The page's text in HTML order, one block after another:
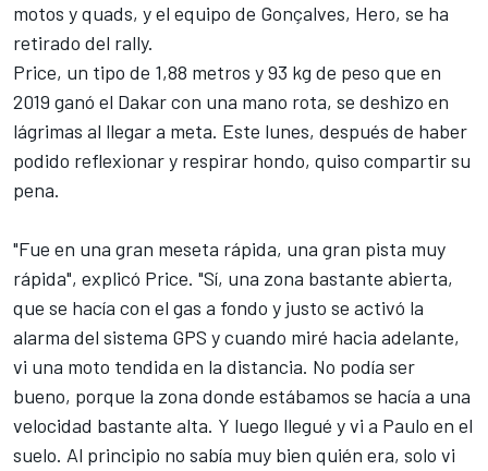
motos y quads, y el equipo de Gonçalves, Hero, se ha
retirado del rally.
Price, un tipo de 1,88 metros y 93 kg de peso que en
2019 ganó el Dakar con una mano rota, se deshizo en
lágrimas al llegar a meta. Este lunes, después de haber
podido reflexionar y respirar hondo, quiso compartir su
pena.
"Fue en una gran meseta rápida, una gran pista muy
rápida", explicó Price. "Sí, una zona bastante abierta,
que se hacía con el gas a fondo y justo se activó la
alarma del sistema GPS y cuando miré hacia adelante,
vi una moto tendida en la distancia. No podía ser
bueno, porque la zona donde estábamos se hacía a una
velocidad bastante alta. Y luego llegué y vi a Paulo en el
suelo. Al principio no sabía muy bien quién era, solo vi